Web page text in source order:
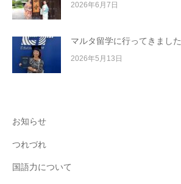
2026年6月7日
マルタ留学に行ってきました
2026年5月13日
お知らせ
つれづれ
国語力について